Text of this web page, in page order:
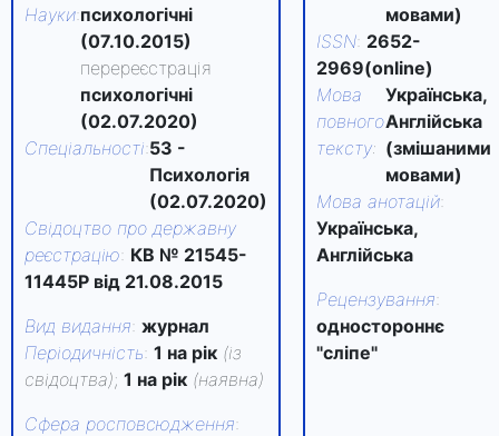
Науки:психологічні
(07.10.2015)
перереєстрація
психологічні
(02.07.2020)
Спеціальності:53 -
Психологія
(02.07.2020)
Свідоцтво про державну
реєстрацію: КВ № 21545-
11445Р від 21.08.2015
Вид видання: журнал
Періодичність: 1 на рік (із
свідоцтва); 1 на рік (наявна)
Сфера росповсюдження:
мовами)
ISSN: 2652-
2969(online)
Мова
повного
тексту:
Українська,
Англійська
(змішаними
мовами)
Мова анотацій:
Українська,
Англійська
Рецензування:
одностороннє
"сліпе"